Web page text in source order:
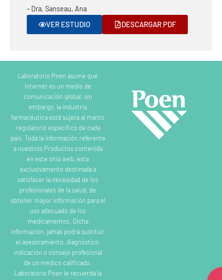
– Dra. Sanseau, Ana
VER ESTUDIO DESCARGAR PDF
Laboratorio Poen asume que
Internet es un medio de
comunicación global; sin
embargo, la industria
farmacéutica está sujeta al marco
regulatorio específico de cada
país. Toda la información referente
a nuestros Productos contenida
en este sitio web, esta
exclusivamente destinada a
satisfacer la necesidad de los
profesionales de la salud, de
obtener mayor información para el
uso adecuado de los
medicamentos. Dicha
información, jamás podrá sustituir
el asesoramiento, diagnóstico,
indicación o consejo profesional
de un médico calificado.
Laboratorio Poen le recuerda la